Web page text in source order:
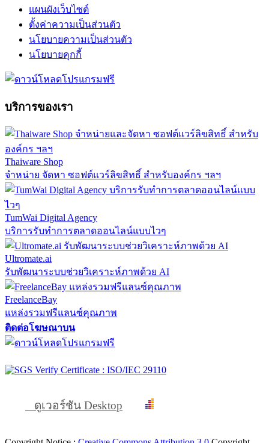
แผนผังเว็บไซต์
ตั้งค่าความเป็นส่วนตัว
นโยบายความเป็นส่วนตัว
นโยบายคุกกี้
บริการของเรา
Thaiware Shop
จำหน่าย จัดหา ซอฟต์แวร์ลิขสิทธิ์ สำหรับองค์กร ฯลฯ
TumWai Digital Agency
บริการรับทำการตลาดออนไลน์แบบไวๆ
Ultromate.ai
รับพัฒนาระบบช่วยวิเคราะห์ภาพด้วย AI
FreelanceBay
แหล่งรวมฟรีแลนซ์คุณภาพ
ติดต่อโฆษณาบน
ดูเวอร์ชัน Desktop